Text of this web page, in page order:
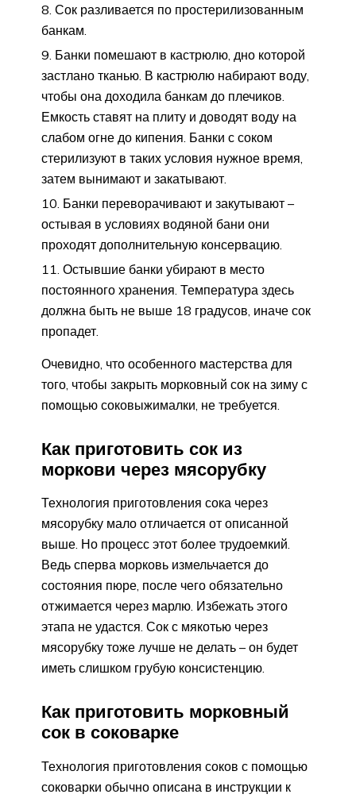
Сок разливается по простерилизованным
банкам.
Банки помешают в кастрюлю, дно которой
застлано тканью. В кастрюлю набирают воду,
чтобы она доходила банкам до плечиков.
Емкость ставят на плиту и доводят воду на
слабом огне до кипения. Банки с соком
стерилизуют в таких условия нужное время,
затем вынимают и закатывают.
Банки переворачивают и закутывают –
остывая в условиях водяной бани они
проходят дополнительную консервацию.
Остывшие банки убирают в место
постоянного хранения. Температура здесь
должна быть не выше 18 градусов, иначе сок
пропадет.
Очевидно, что особенного мастерства для
того, чтобы закрыть морковный сок на зиму с
помощью соковыжималки, не требуется.
Как приготовить сок из
моркови через мясорубку
Технология приготовления сока через
мясорубку мало отличается от описанной
выше. Но процесс этот более трудоемкий.
Ведь сперва морковь измельчается до
состояния пюре, после чего обязательно
отжимается через марлю. Избежать этого
этапа не удастся. Сок с мякотью через
мясорубку тоже лучше не делать – он будет
иметь слишком грубую консистенцию.
Как приготовить морковный
сок в соковарке
Технология приготовления соков с помощью
соковарки обычно описана в инструкции к